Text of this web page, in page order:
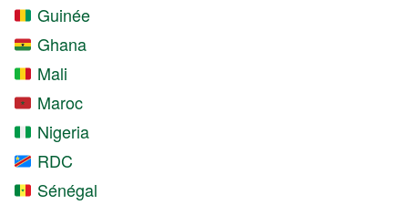
Guinée
Ghana
Mali
Maroc
Nigeria
RDC
Sénégal